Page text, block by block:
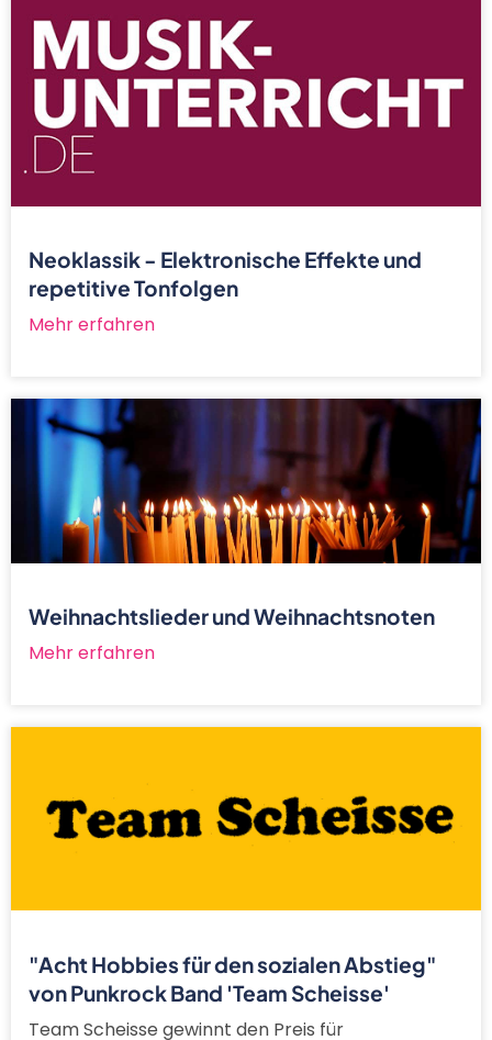
Neoklassik - Elektronische Effekte und
repetitive Tonfolgen
Mehr erfahren
Weihnachtslieder und Weihnachtsnoten
Mehr erfahren
"Acht Hobbies für den sozialen Abstieg"
von Punkrock Band 'Team Scheisse'
Team Scheisse gewinnt den Preis für